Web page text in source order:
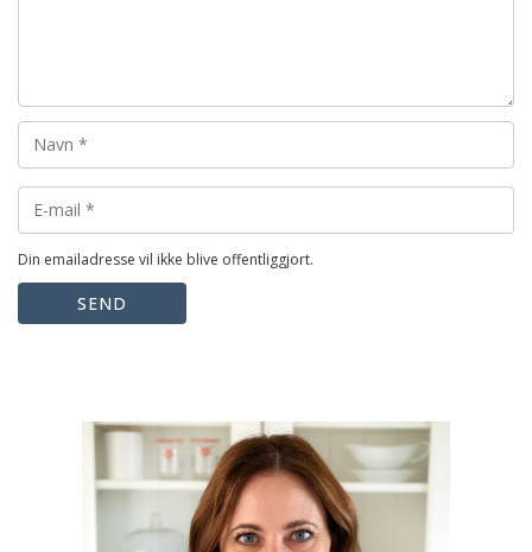
Din emailadresse vil ikke blive offentliggjort.
SEND